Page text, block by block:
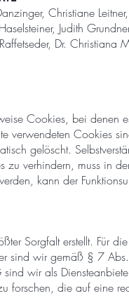
Christiane
Judith
Dr. Christiana
Cookies, bei denen
verwendeten Cookies
gelöscht.
verhindern, muss in
kann der
Sorgfalt erstellt. Für
sind wir gemäß § 7
wir als
forschen, die auf eine